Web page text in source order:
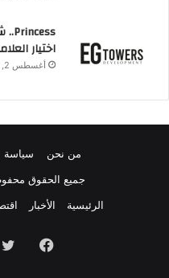
اختيار
أغسطس 2, 2026
من نحن سياسة
جميع الحقوق
الرئيسية
الأخبار
فيسبوك